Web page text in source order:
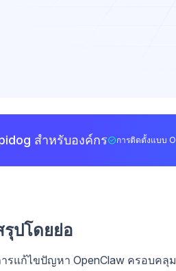
สำหรับองค์กร การติดตั้งแบบ
รุปโดยย่อ
รแก้ไขปัญหา OpenClaw ครอบคลุ